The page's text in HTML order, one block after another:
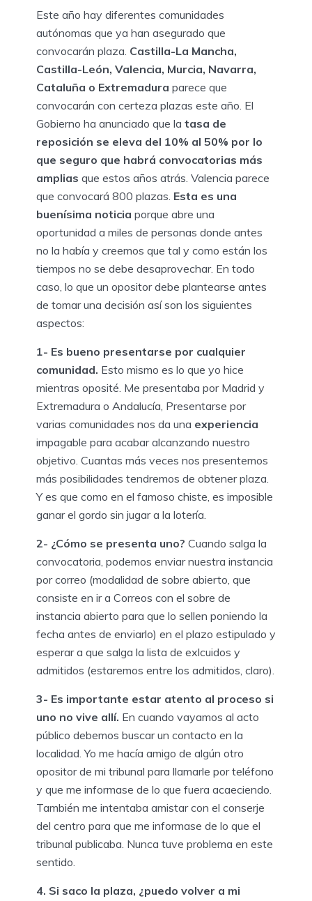
Este año hay diferentes comunidades
autónomas que ya han asegurado que
convocarán plaza. Castilla-La Mancha,
Castilla-León, Valencia, Murcia, Navarra,
Cataluña o Extremadura parece que
convocarán con certeza plazas este año. El
Gobierno ha anunciado que la tasa de
reposición se eleva del 10% al 50% por lo
que seguro que habrá convocatorias más
amplias que estos años atrás. Valencia parece
que convocará 800 plazas. Esta es una
buenísima noticia porque abre una
oportunidad a miles de personas donde antes
no la había y creemos que tal y como están los
tiempos no se debe desaprovechar. En todo
caso, lo que un opositor debe plantearse antes
de tomar una decisión así son los siguientes
aspectos:
1- Es bueno presentarse por cualquier
comunidad. Esto mismo es lo que yo hice
mientras oposité. Me presentaba por Madrid y
Extremadura o Andalucía, Presentarse por
varias comunidades nos da una experiencia
impagable para acabar alcanzando nuestro
objetivo. Cuantas más veces nos presentemos
más posibilidades tendremos de obtener plaza.
Y es que como en el famoso chiste, es imposible
ganar el gordo sin jugar a la lotería.
2- ¿Cómo se presenta uno? Cuando salga la
convocatoria, podemos enviar nuestra instancia
por correo (modalidad de sobre abierto, que
consiste en ir a Correos con el sobre de
instancia abierto para que lo sellen poniendo la
fecha antes de enviarlo) en el plazo estipulado y
esperar a que salga la lista de exlcuidos y
admitidos (estaremos entre los admitidos, claro).
3- Es importante estar atento al proceso si
uno no vive allí. En cuando vayamos al acto
público debemos buscar un contacto en la
localidad. Yo me hacía amigo de algún otro
opositor de mi tribunal para llamarle por teléfono
y que me informase de lo que fuera acaeciendo.
También me intentaba amistar con el conserje
del centro para que me informase de lo que el
tribunal publicaba. Nunca tuve problema en este
sentido.
4. Si saco la plaza, ¿puedo volver a mi